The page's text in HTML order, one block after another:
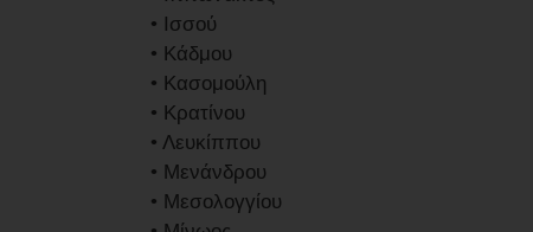
• Ισσού
• Κάδμου
• Κασομούλη
• Κρατίνου
• Λευκίππου
• Μενάνδρου
• Μεσολογγίου